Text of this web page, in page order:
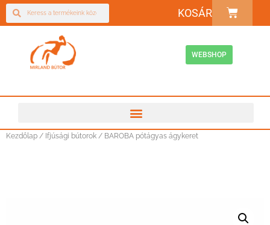
KOSÁR
WEBSHOP
Kezdőlap / Ifjúsági bútorok / BAROBA pótágyas ágykeret